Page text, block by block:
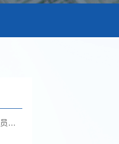
企元数智对抗传统工具：数字员工行业进入全链路获客时代